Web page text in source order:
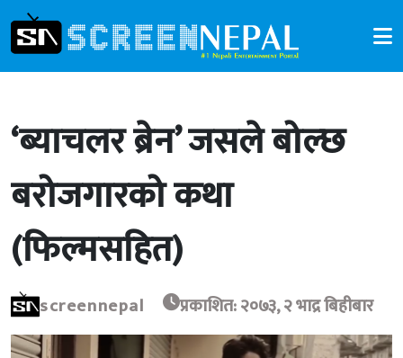
‘ब्याचलर ब्रेन’ जसले बोल्छ
बरोजगारको कथा
(फिल्मसहित)
screennepal प्रकाशित: २०७३, २ भाद्र बिहीबार